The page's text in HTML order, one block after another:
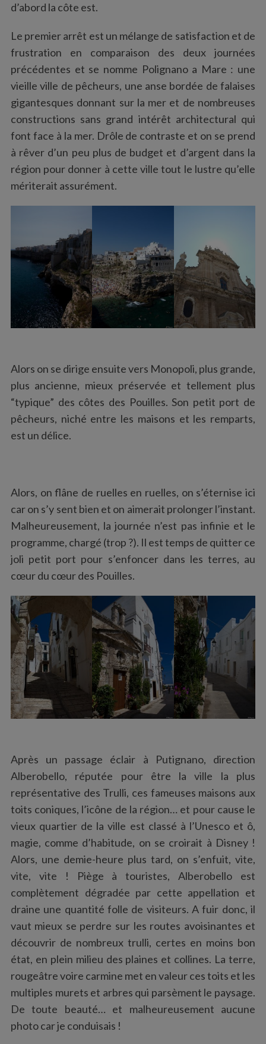
d’abord la côte est.
Le premier arrêt est un mélange de satisfaction et de
frustration en comparaison des deux journées
précédentes et se nomme Polignano a Mare : une
vieille ville de pêcheurs, une anse bordée de falaises
gigantesques donnant sur la mer et de nombreuses
constructions sans grand intérêt architectural qui
font face à la mer. Drôle de contraste et on se prend
à rêver d’un peu plus de budget et d’argent dans la
région pour donner à cette ville tout le lustre qu’elle
mériterait assurément.
Alors on se dirige ensuite vers Monopoli, plus grande,
plus ancienne, mieux préservée et tellement plus
“typique” des côtes des Pouilles. Son petit port de
pêcheurs, niché entre les maisons et les remparts,
est un délice.
Alors, on flâne de ruelles en ruelles, on s’éternise ici
car on s’y sent bien et on aimerait prolonger l’instant.
Malheureusement, la journée n’est pas infinie et le
programme, chargé (trop ?). Il est temps de quitter ce
joli petit port pour s’enfoncer dans les terres, au
cœur du cœur des Pouilles.
Après un passage éclair à Putignano, direction
Alberobello, réputée pour être la ville la plus
représentative des Trulli, ces fameuses maisons aux
toits coniques, l’icône de la région… et pour cause le
vieux quartier de la ville est classé à l’Unesco et ô,
magie, comme d’habitude, on se croirait à Disney !
Alors, une demie-heure plus tard, on s’enfuit, vite,
vite, vite ! Piège à touristes, Alberobello est
complètement dégradée par cette appellation et
draine une quantité folle de visiteurs. A fuir donc, il
vaut mieux se perdre sur les routes avoisinantes et
découvrir de nombreux trulli, certes en moins bon
état, en plein milieu des plaines et collines. La terre,
rougeâtre voire carmine met en valeur ces toits et les
multiples murets et arbres qui parsèment le paysage.
De toute beauté… et malheureusement aucune
photo car je conduisais !